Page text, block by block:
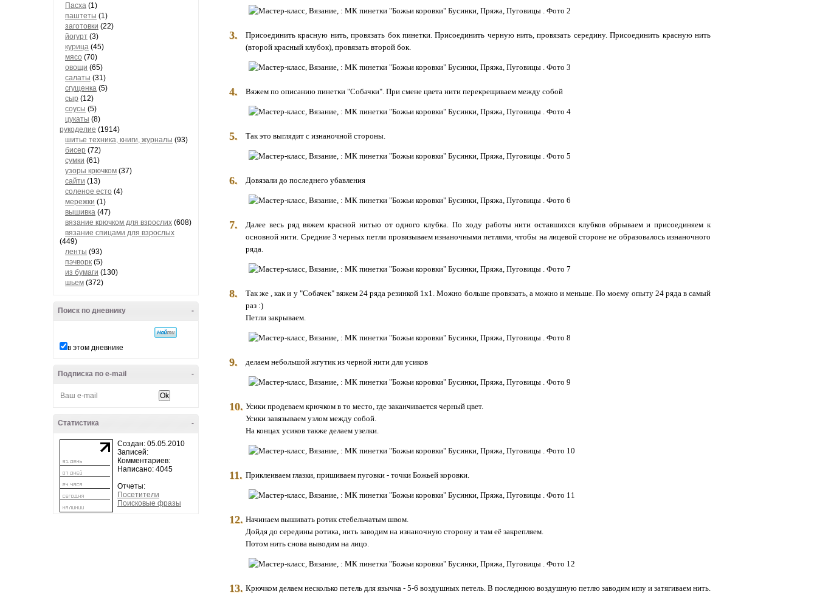
Пасха (1)
паштеты (1)
заготовки (22)
йогурт (3)
курица (45)
мясо (70)
овощи (65)
салаты (31)
сгущенка (5)
сыр (12)
соусы (5)
цукаты (8)
рукоделие (1914)
шитье техника, книги, журналы (93)
бисер (72)
сумки (61)
узоры крючком (37)
сайти (13)
соленое есто (4)
мережки (1)
вышивка (47)
вязание крючком для взрослих (608)
вязание спицами для взрослых
(449)
ленты (93)
пэчворк (5)
из бумаги (130)
шьем (372)
-
Поиск по дневнику
в этом дневнике
-
Подписка по e-mail
-
Статистика
Создан: 05.05.2010
Записей:
Комментариев:
Написано: 4045
Отчеты:
Посетители
Поисковые фразы
3.
Присоединить красную нить, провязать бок пинетки. Присоединить черную нить, провязать середину. Присоединить красную нить
(второй красный клубок), провязать второй бок.
4. Вяжем по описанию пинетки "Собачки". При смене цвета нити перекрещиваем между собой
5. Так это выглядит с изнаночной стороны.
6. Довязали до последнего убавления
7.
Далее весь ряд вяжем красной нитью от одного клубка. По ходу работы нити оставшихся клубков обрываем и присоединяем к
основной нити. Средние 3 черных петли провязываем изнаночными петлями, чтобы на лицевой стороне не образовалось изнаночного
ряда.
8.
Так же , как и у "Собачек" вяжем 24 ряда резинкой 1х1. Можно больше провязать, а можно и меньше. По моему опыту 24 ряда в самый
раз :)
Петли закрываем.
9. делаем небольшой жгутик из черной нити для усиков
10. Усики продеваем крючком в то место, где заканчивается черный цвет.
Усики завязываем узлом между собой.
На концах усиков также делаем узелки.
11. Приклеиваем глазки, пришиваем пуговки - точки Божьей коровки.
12. Начинаем вышивать ротик стебельчатым швом.
Дойдя до середины ротика, нить заводим на изнаночную сторону и там её закрепляем.
Потом нить снова выводим на лицо.
13. Крючком делаем несколько петель для язычка - 5-6 воздушных петель. В последнюю воздушную петлю заводим иглу и затягиваем нить.